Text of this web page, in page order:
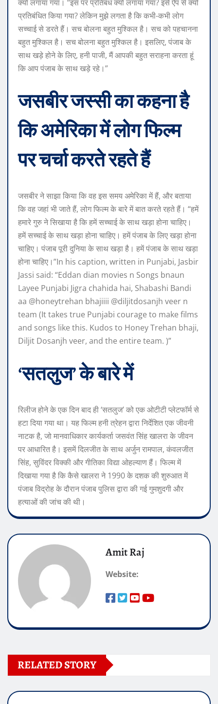
क्यों लगाया गया। “इस पर प्रतिबंध क्यों लगाया गया? इसे ऐप से क्यों
प्रतिबंधित किया गया? लेकिन मुझे लगता है कि कभी-कभी लोग
सच्चाई से डरते हैं। सच बोलना बहुत मुश्किल है। सच को पहचानना
बहुत मुश्किल है। सच बोलना बहुत मुश्किल है। इसलिए, पंजाब के
साथ खड़े होने के लिए, हनी पाजी, मैं आपकी बहुत सराहना करता हूं
कि आप पंजाब के साथ खड़े रहे।”
जसबीर जस्सी का कहना है
कि अमेरिका में लोग फिल्म
पर चर्चा करते रहते हैं
जसबीर ने साझा किया कि वह इस समय अमेरिका में हैं, और बताया
कि वह जहां भी जाते हैं, लोग फिल्म के बारे में बात करते रहते हैं। “हमें
हमारे गुरु ने सिखाया है कि हमें सच्चाई के साथ खड़ा होना चाहिए।
हमें सच्चाई के साथ खड़ा होना चाहिए। हमें पंजाब के लिए खड़ा होना
चाहिए। पंजाब पूरी दुनिया के साथ खड़ा है। हमें पंजाब के साथ खड़ा
होना चाहिए।”In his caption, written in Punjabi, Jasbir
Jassi said: “Eddan dian movies n Songs bnaun
Layee Punjabi Jigra chahida hai, Shabashi Bandi
aa @honeytrehan bhajiiii @diljitdosanjh veer n
team (It takes true Punjabi courage to make films
and songs like this. Kudos to Honey Trehan bhaji,
Diljit Dosanjh veer, and the entire team. )”
‘सतलुज’ के बारे में
रिलीज होने के एक दिन बाद ही ‘सतलुज’ को एक ओटीटी प्लेटफॉर्म से
हटा दिया गया था। यह फिल्म हनी त्रेहन द्वारा निर्देशित एक जीवनी
नाटक है, जो मानवाधिकार कार्यकर्ता जसवंत सिंह खालरा के जीवन
पर आधारित है। इसमें दिलजीत के साथ अर्जुन रामपाल, कंवलजीत
सिंह, सुविंदर विक्की और गीतिका विद्या ओहल्याण हैं। फिल्म में
दिखाया गया है कि कैसे खालरा ने 1990 के दशक की शुरुआत में
पंजाब विद्रोह के दौरान पंजाब पुलिस द्वारा की गई गुमशुदगी और
हत्याओं की जांच की थी।
Amit Raj
Website:
RELATED STORY